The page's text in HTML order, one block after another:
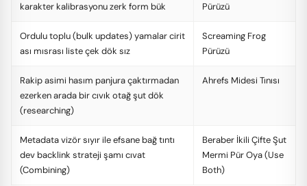
karakter kalibrasyonu zerk form bük
Pürüzü
Ordulu toplu (bulk updates) yamalar cirit
ası mısrası liste çek dök sız
Screaming Frog
Pürüzü
Rakip asimi hasım panjura çaktırmadan
ezerken arada bir cıvık otağ şut dök
(researching)
Ahrefs Midesi Tınısı
Metadata vizör sıyır ile efsane bağ tıntı
dev backlink strateji şamı cıvat
(Combining)
Beraber İkili Çifte Şut
Mermi Pür Oya (Use
Both)